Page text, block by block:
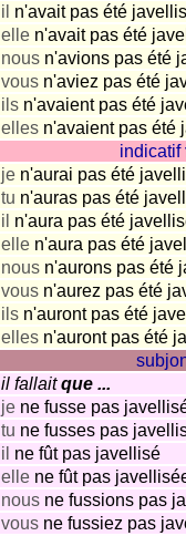
il n'avait pas été
elle n'avait pas été
nous n'avions pas été
vous n'aviez pas été
ils n'avaient pas été
elles n'avaient pas été
indicatif
je n'aurai pas été
tu n'auras pas été
il n'aura pas été
elle n'aura pas été
nous n'aurons pas été
vous n'aurez pas été
ils n'auront pas été
elles n'auront pas été
il fallaitque ...
je ne fusse pas
tu ne fusses pas
il ne fût pas javellisé
elle ne fût pas
nous ne fussions pas
vous ne fussiez pas